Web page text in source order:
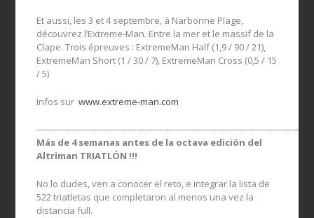
Et aussi, les 3 et 4 septembre, à Narbonne Plage,
découvrez l’Extreme-Man. Entre la mer et le massif de la
Clape. Trois épreuves : ExtremeMan Half (1,9 / 90 / 21),
ExtremeMan Short (1 / 30 / 7), ExtremeMan Cross (0,5 / 15
/ 5)
Infos surwww.extreme-man.com
Más de 4 semanas antes de la octava edición del
Altriman TRIATLÓN !!!
No lo dudes, ven a conocer el reto, e integrar la lista de
522 triatletas que completaron al menos una vez la
distancia full.